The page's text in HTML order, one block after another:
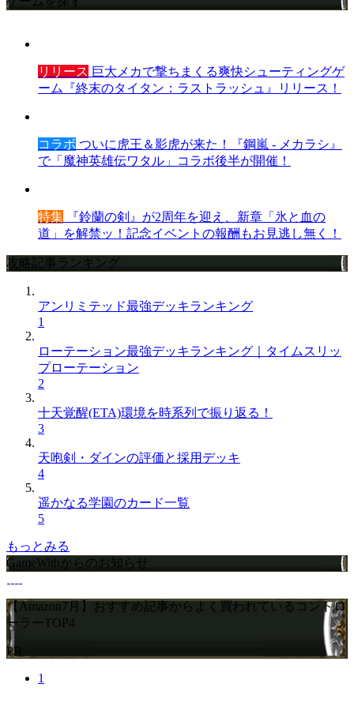
リリース 巨大メカで撃ちまくる爽快シューティングゲ
ーム『終末のタイタン：ラストラッシュ』リリース！
コラボ ついに虎王＆影虎が来た！『鋼嵐 - メカラシ』
で「魔神英雄伝ワタル」コラボ後半が開催！
特集 『鈴蘭の剣』が2周年を迎え、新章「氷と血の
道」を解禁ッ！記念イベントの報酬もお見逃し無く！
攻略記事ランキング
アンリミテッド最強デッキランキング
1
ローテーション最強デッキランキング｜タイムスリッ
プローテーション
2
十天覚醒(ETA)環境を時系列で振り返る！
3
天咆剣・ダインの評価と採用デッキ
4
遥かなる学園のカード一覧
5
もっとみる
GameWithからのお知らせ
【Amazon7月】おすすめ記事からよく買われているコントロ
ーラーTOP4
PR
1